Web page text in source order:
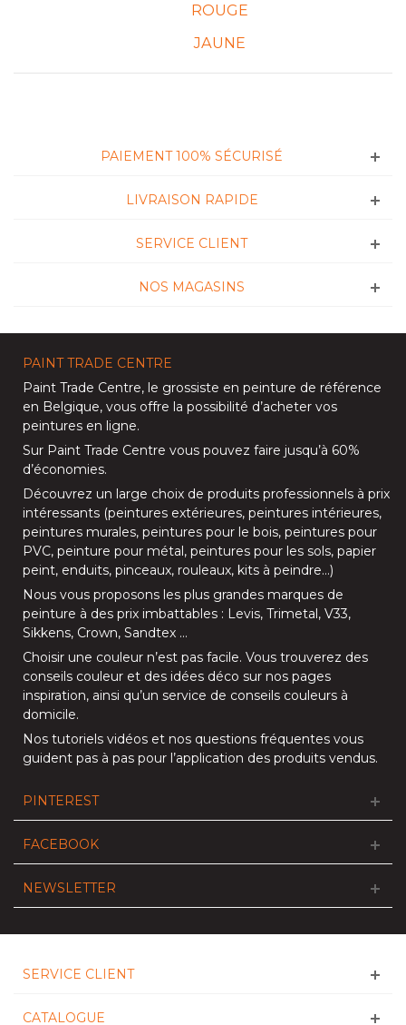
ROUGE
JAUNE
PAIEMENT 100% SÉCURISÉ
LIVRAISON RAPIDE
SERVICE CLIENT
NOS MAGASINS
PAINT TRADE CENTRE
Paint Trade Centre, le grossiste en peinture de référence
en Belgique, vous offre la possibilité d’acheter vos
peintures en ligne.
Sur Paint Trade Centre vous pouvez faire jusqu’à 60%
d’économies.
Découvrez un large choix de produits professionnels à prix
intéressants (peintures extérieures, peintures intérieures,
peintures murales, peintures pour le bois, peintures pour
PVC, peinture pour métal, peintures pour les sols, papier
peint, enduits, pinceaux, rouleaux, kits à peindre…)
Nous vous proposons les plus grandes marques de
peinture à des prix imbattables : Levis, Trimetal, V33,
Sikkens, Crown, Sandtex …
Choisir une couleur n’est pas facile. Vous trouverez des
conseils couleur et des idées déco sur nos pages
inspiration, ainsi qu’un service de conseils couleurs à
domicile.
Nos tutoriels vidéos et nos questions fréquentes vous
guident pas à pas pour l’application des produits vendus.
PINTEREST
FACEBOOK
NEWSLETTER
SERVICE CLIENT
CATALOGUE